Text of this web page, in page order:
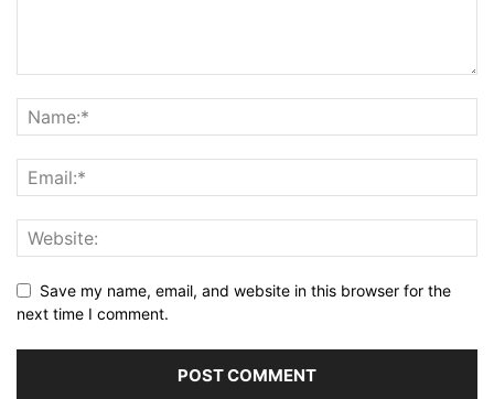
Save my name, email, and website in this browser for the
next time I comment.